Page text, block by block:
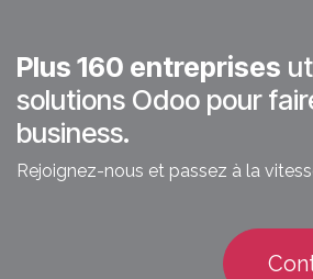
Plus 160 entreprises
solutions Odoo pour
business.
Rejoignez-nous et passez à la